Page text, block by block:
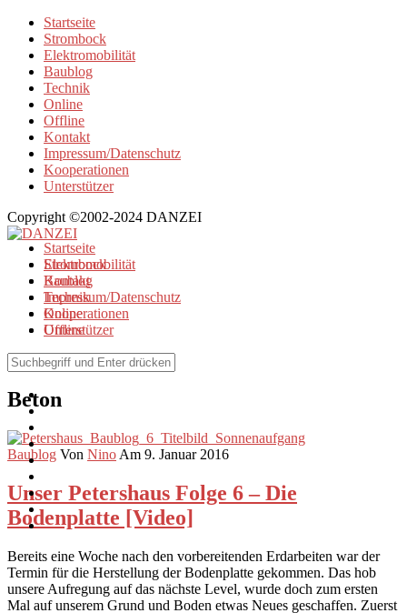
Startseite
Strombock
Elektromobilität
Baublog
Technik
Online
Offline
Kontakt
Impressum/Datenschutz
Kooperationen
Unterstützer
Copyright ©2002-2024 DANZEI
Startseite
Strombock
Kontakt
Impressum/Datenschutz
Kooperationen
Unterstützer
Elektromobilität
Baublog
Technik
Online
Offline
Browse Tag
Beton
Baublog Von Nino Am 9. Januar 2016
Unser Petershaus Folge 6 – Die
Bodenplatte [Video]
Bereits eine Woche nach den vorbereitenden Erdarbeiten war der
Termin für die Herstellung der Bodenplatte gekommen. Das hob
unsere Aufregung auf das nächste Level, wurde doch zum ersten
Mal auf unserem Grund und Boden etwas Neues geschaffen. Zuerst